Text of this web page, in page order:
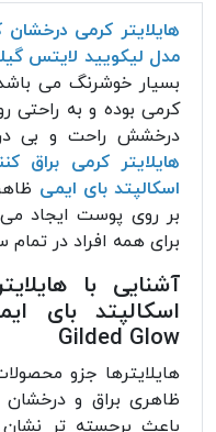
هایلایتر کرمی
مدل لیکویید لایتس
بسیار خوشرنگ می
کرمی بوده و به راحتی
درخشش راحت و بی
هایلایتر کرمی براق
اسکالپتد بای ایمی
بر روی پوست ایجاد
برای همه افراد در
آشنایی با
Gilded Glow
هایلایترها جزو
ظاهری براق و
باعث برجسته تر